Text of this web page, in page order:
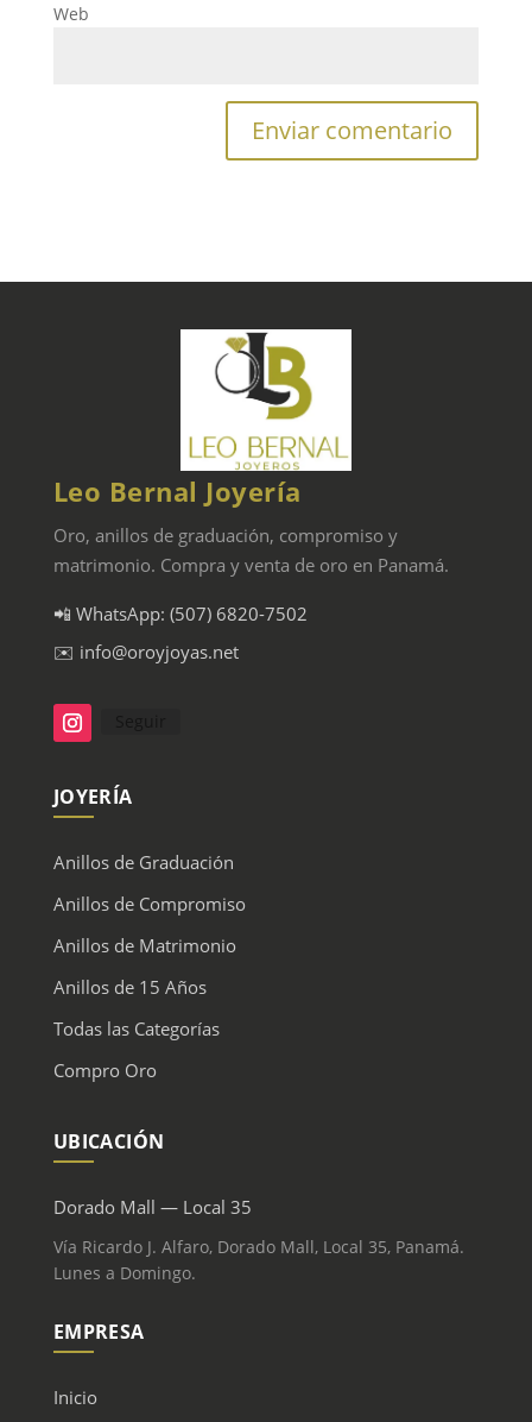
Web
Leo Bernal Joyería
Oro, anillos de graduación, compromiso y
matrimonio. Compra y venta de oro en Panamá.
📲 WhatsApp: (507) 6820-7502
✉️ info@oroyjoyas.net
JOYERÍA
Anillos de Graduación
Anillos de Compromiso
Anillos de Matrimonio
Anillos de 15 Años
Todas las Categorías
Compro Oro
UBICACIÓN
Dorado Mall — Local 35
Vía Ricardo J. Alfaro, Dorado Mall, Local 35, Panamá.
Lunes a Domingo.
EMPRESA
Inicio